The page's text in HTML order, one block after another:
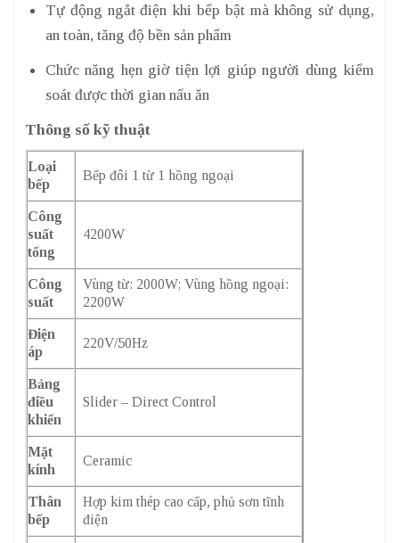
Tự động ngắt điện khi bếp bật mà không sử dụng,
an toàn, tăng độ bền sản phẩm
Chức năng hẹn giờ tiện lợi giúp người dùng kiểm
soát được thời gian nấu ăn
Thông số kỹ thuật
Loại
bếp
Bếp đôi 1 từ 1 hồng ngoại
Công
suất
tổng
4200W
Công
suất
Vùng từ: 2000W; Vùng hồng ngoại:
2200W
Điện
áp
220V/50Hz
Bảng
điều
khiển
Slider – Direct Control
Mặt
kính
Ceramic
Thân
bếp
Hợp kim thép cao cấp, phủ sơn tĩnh
điện